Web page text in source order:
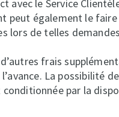
le Service
peut également le faire
lors de telles
frais
La possibilité
par la